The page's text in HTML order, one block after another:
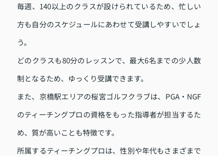
毎週、140以上のクラスが設けられているため、忙しい
方も自分のスケジュールにあわせて受講しやすいでしょ
う。
どのクラスも80分のレッスンで、最大6名までの少人数
制となるため、ゆっくり受講できます。
また、京橋駅エリアの桜宮ゴルフクラブは、PGA・NGF
のティーチングプロの資格をもった指導者が担当するた
め、質が高いことも特徴です。
所属するティーチングプロは、性別や年代もさまざまで